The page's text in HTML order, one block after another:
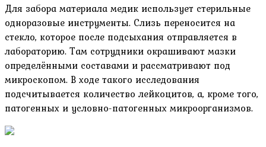
Для забора материала медик использует стерильные
одноразовые инструменты. Слизь переносится на
стекло, которое после подсыхания отправляется в
лабораторию. Там сотрудники окрашивают мазки
определёнными составами и рассматривают под
микроскопом. В ходе такого исследования
подсчитывается количество лейкоцитов, а, кроме того,
патогенных и условно-патогенных микроорганизмов.